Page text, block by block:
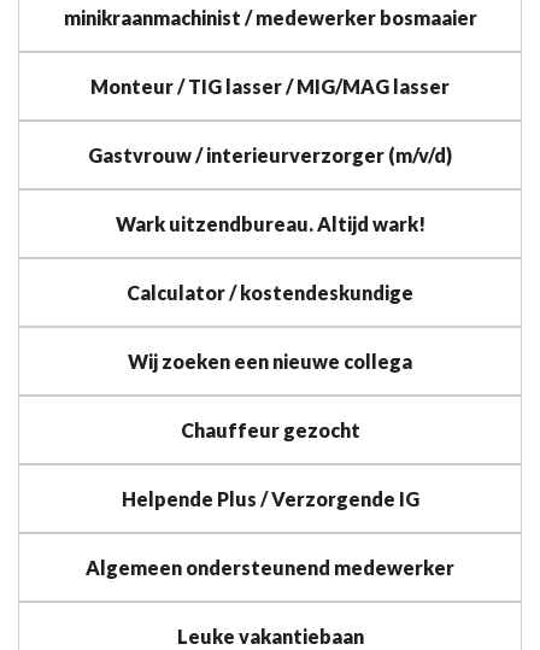
minikraanmachinist / medewerker bosmaaier
Monteur / TIG lasser / MIG/MAG lasser
Gastvrouw / interieurverzorger (m/v/d)
Wark uitzendbureau. Altijd wark!
Calculator / kostendeskundige
Wij zoeken een nieuwe collega
Chauffeur gezocht
Helpende Plus / Verzorgende IG
Algemeen ondersteunend medewerker
Leuke vakantiebaan